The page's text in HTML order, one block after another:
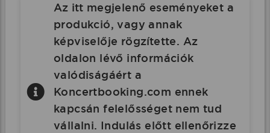
Az itt megjelenő eseményeket a
produkció, vagy annak
képviselője rögzítette. Az
oldalon lévő információk
valódiságáért a
Koncertbooking.com ennek
kapcsán felelősséget nem tud
vállalni. Indulás előtt ellenőrizze